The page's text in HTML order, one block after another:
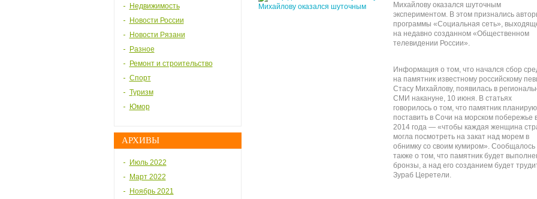
Недвижимость
Новости России
Новости Рязани
Разное
Ремонт и строительство
Спорт
Туризм
Юмор
АРХИВЫ
Июль 2022
Март 2022
Ноябрь 2021
Михайлову оказался шуточным
экспериментом. В этом признались
программы «Социальная сеть»,
на недавно созданном «Общественном
телевидении России».
Информация о том, что начался сбор
на памятник известному российскому
Стасу Михайлову, появилась в
СМИ накануне, 10 июня. В статьях
говорилось о том, что памятник
поставить в Сочи на морском побережье
2014 года — «чтобы каждая женщина
могла посмотреть на закат над морем в
обнимку со своим кумиром». Сообщалось
также о том, что памятник будет
бронзы, а над его созданием будет
Зураб Церетели.